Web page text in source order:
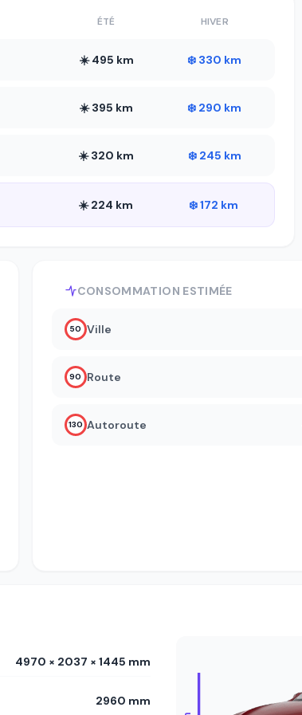
ÉTÉ HIVER
☀️ 495 km ❄️ 330 km
☀️ 395 km ❄️ 290 km
☀️ 320 km ❄️ 245 km
☀️ 224 km ❄️ 172 km
CONSOMMATION ESTIMÉE
50 Ville
90 Route
130 Autoroute
4970 × 2037 × 1445 mm
2960 mm